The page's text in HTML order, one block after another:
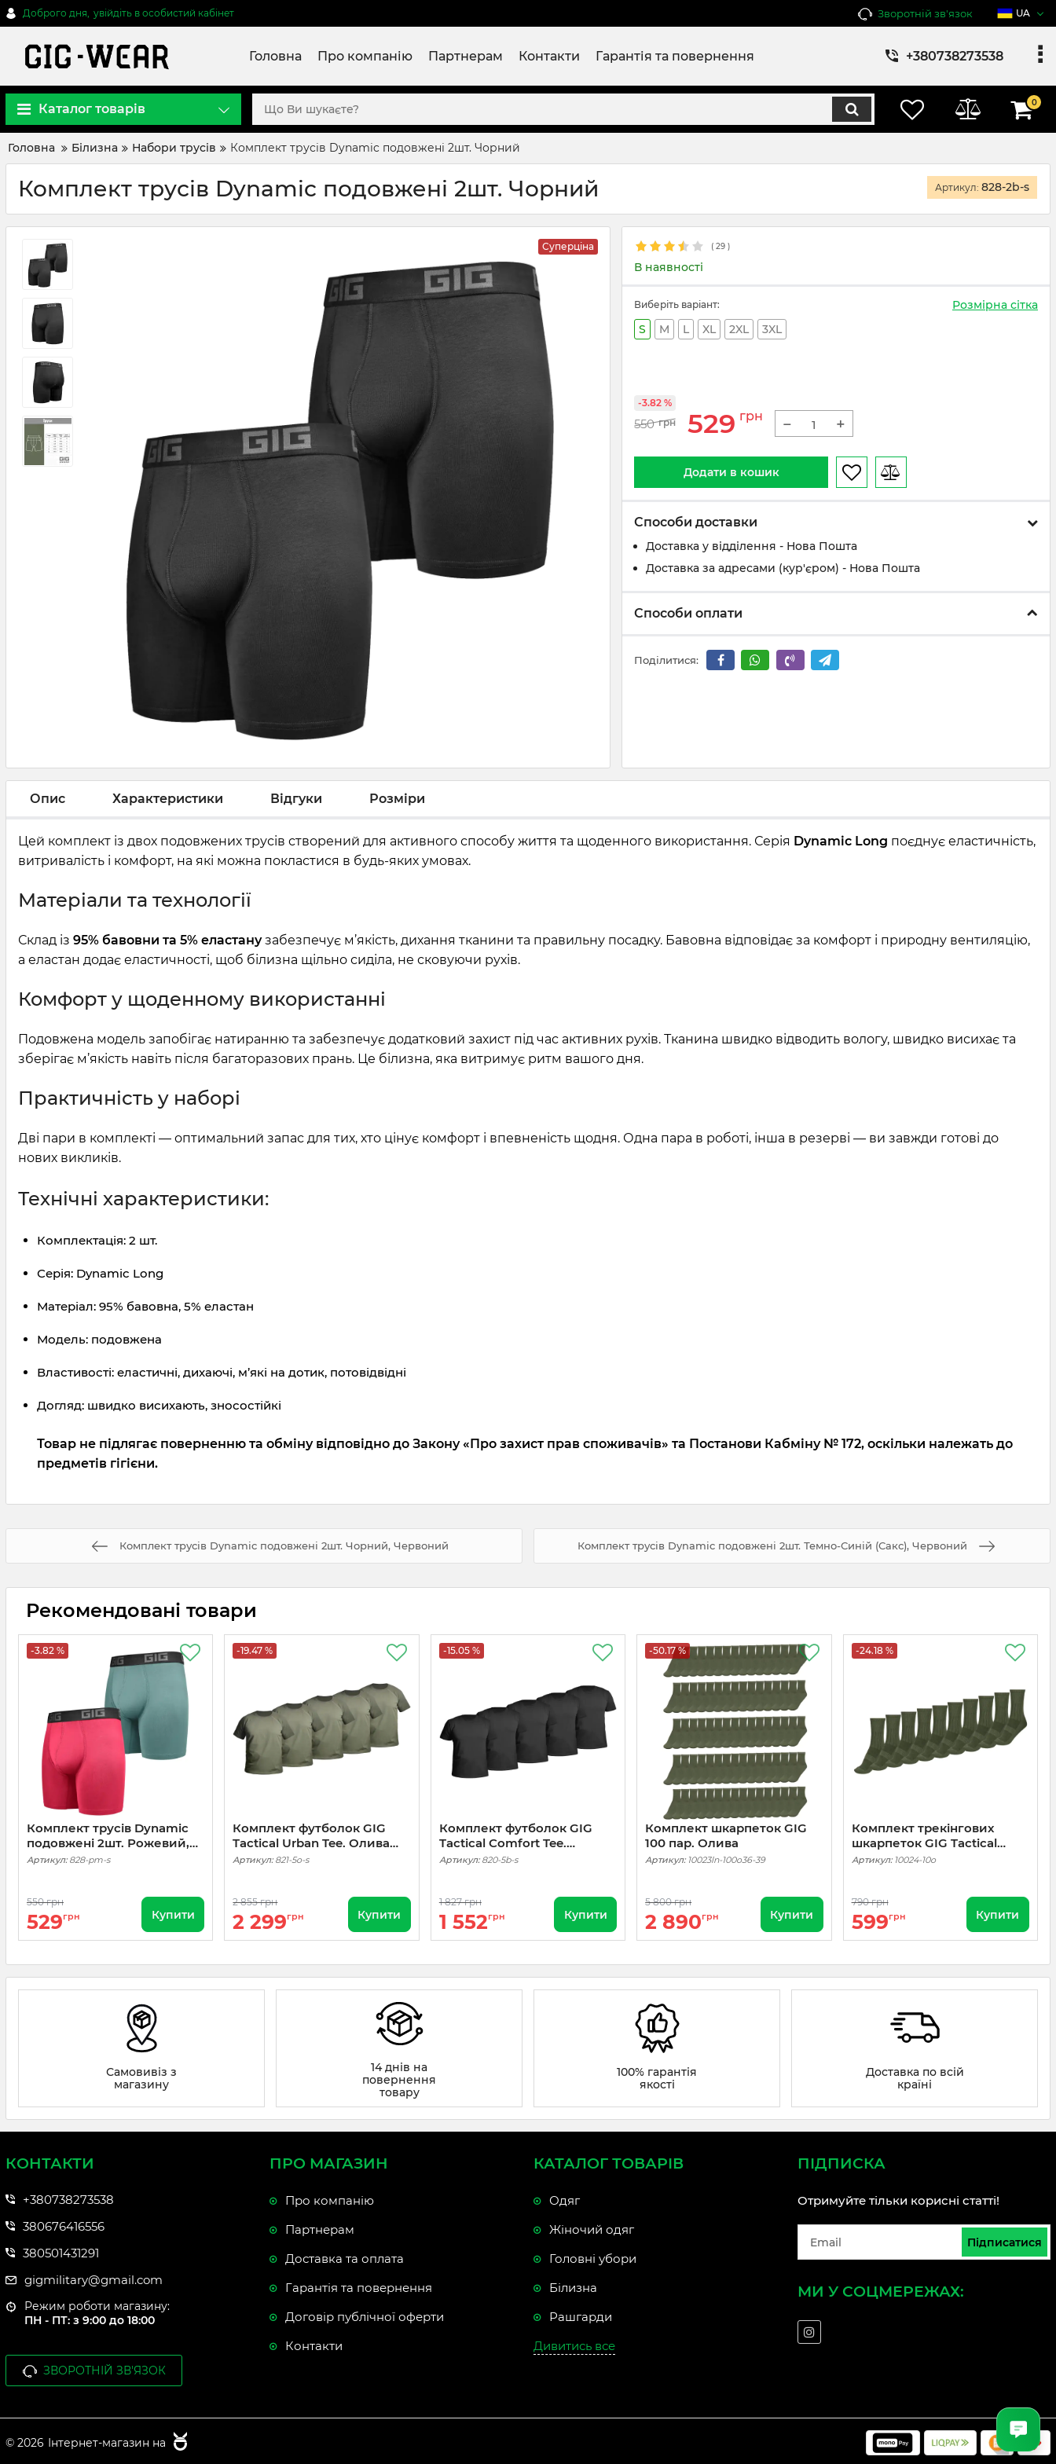
Доброго дня, увійдіть в особистий кабінет Зворотній зв'язок UA
Головна Про компанію Партнерам Контакти Гарантія та повернення +380738273538
Каталог товарів 0
Головна Білизна Набори трусів Комплект трусів Dynamic подовжені 2шт. Чорний
Комплект трусів Dynamic подовжені 2шт. Чорний Артикул: 828-2b-s
Суперціна ( 29 )
В наявності
Виберіть варіант:
S M L XL 2XL 3XL
Розмірна сітка
550 грн 529 грн
-3.82 %
− +
Додати в кошик
Способи доставки
Доставка у відділення - Нова Пошта
Доставка за адресами (кур'єром) - Нова Пошта
Способи оплати
Поділитися:
Опис Характеристики Відгуки Розміри
Цей комплект із двох подовжених трусів створений для активного способу життя та щоденного використання. Серія Dynamic Long поєднує еластичність,
витривалість і комфорт, на які можна покластися в будь-яких умовах.
Матеріали та технології
Склад із 95% бавовни та 5% еластанузабезпечує м’якість, дихання тканини та правильну посадку. Бавовна відповідає за комфорт і природну вентиляцію,
а еластан додає еластичності, щоб білизна щільно сиділа, не сковуючи рухів.
Комфорт у щоденному використанні
Подовжена модель запобігає натиранню та забезпечує додатковий захист під час активних рухів. Тканина швидко відводить вологу, швидко висихає та
зберігає м’якість навіть після багаторазових прань. Це білизна, яка витримує ритм вашого дня.
Практичність у наборі
Дві пари в комплекті — оптимальний запас для тих, хто цінує комфорт і впевненість щодня. Одна пара в роботі, інша в резерві — ви завжди готові до
нових викликів.
Технічні характеристики:
Комплектація: 2 шт.
Серія: Dynamic Long
Матеріал: 95% бавовна, 5% еластан
Модель: подовжена
Властивості: еластичні, дихаючі, м’які на дотик, потовідвідні
Догляд: швидко висихають, зносостійкі
Товар не підлягає поверненню та обміну відповідно до Закону «Про захист прав споживачів» та Постанови Кабміну № 172, оскільки належать до
предметів гігієни.
Комплект трусів Dynamic подовжені 2шт. Чорний, Червоний Комплект трусів Dynamic подовжені 2шт. Темно-Синій (Сакс), Червоний
Рекомендовані товари
-3.82 %
Комплект трусів Dynamic
подовжені 2шт. Рожевий,
М'ята
Артикул:828-pm-s
550 грн
529грн Купити
-19.47 %
Комплект футболок GIG
Tactical Urban Tee. Олива
5шт
Артикул:821-5o-s
2 855 грн
2 299грн Купити
-15.05 %
Комплект футболок GIG
Tactical Comfort Tee.
Чорний 5шт
Артикул:820-5b-s
1 827 грн
1 552грн Купити
-50.17 %
Комплект шкарпеток GIG
100 пар. Олива
Артикул: 10023ln-100o36-39
5 800 грн
2 890грн Купити
-24.18 %
Комплект трекінгових
шкарпеток GIG Tactical
socks Gen. 1. 10 пар Олива
Артикул: 10024-10o
790 грн
599грн Купити
Самовивіз з
магазину
14 днів на
повернення
товару
100% гарантія
якості
Доставка по всій
країні
КОНТАКТИ
+380738273538
380676416556
380501431291
gigmilitary@gmail.com
Режим роботи магазину:
ПН - ПТ: з 9:00 до 18:00
ЗВОРОТНІЙ ЗВ'ЯЗОК
ПРО МАГАЗИН
Про компанію
Партнерам
Доставка та оплата
Гарантія та повернення
Договір публічної оферти
Контакти
КАТАЛОГ ТОВАРІВ
Одяг
Жіночий одяг
Головні убори
Білизна
Рашгарди
Дивитись все
ПІДПИСКА
Отримуйте тільки корисні статті!
Підписатися
МИ У СОЦМЕРЕЖАХ:
© 2026 Інтернет-магазин на